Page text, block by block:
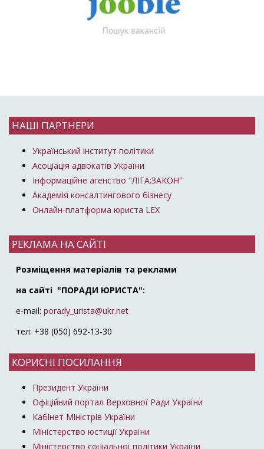
НАШІ ПАРТНЕРИ
Український інститут політики
Асоціація адвокатів України
Інформаційне агенство "ЛІГА:ЗАКОН"
Академія консалтингового бізнесу
Онлайн-платформа юриста LEX
РЕКЛАМА НА САЙТІ
Розміщення матеріалів та реклами
на сайті "ПОРАДИ ЮРИСТА":
e-mail: porady_urista@ukr.net
тел: +38 (050) 692-13-30
КОРИСНІ ПОСИЛАННЯ
Президент України
Офіційний портал Верховної Ради України
Кабінет Міністрів України
Міністерство юстиції України
Міністерство соціальної політики України